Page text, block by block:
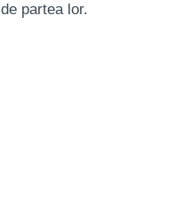
partea lor.